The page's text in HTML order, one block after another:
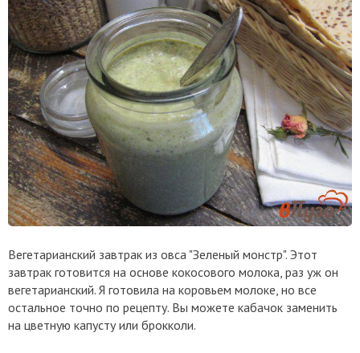
Вегетарианский завтрак из овса "Зеленый монстр". Этот
завтрак готовится на основе кокосового молока, раз уж он
вегетарианский. Я готовила на коровьем молоке, но все
остальное точно по рецепту. Вы можете кабачок заменить
на цветную капусту или брокколи.